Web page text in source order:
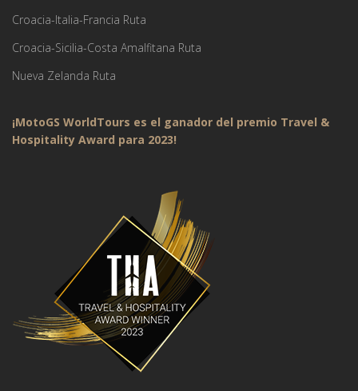
Croacia-Italia-Francia Ruta
Croacia-Sicilia-Costa Amalfitana Ruta
Nueva Zelanda Ruta
¡MotoGS WorldTours es el ganador del premio Travel &
Hospitality Award para 2023!